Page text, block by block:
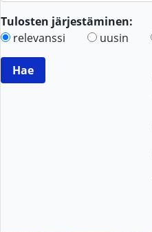
Tulosten järjestäminen:
relevanssi
uusin